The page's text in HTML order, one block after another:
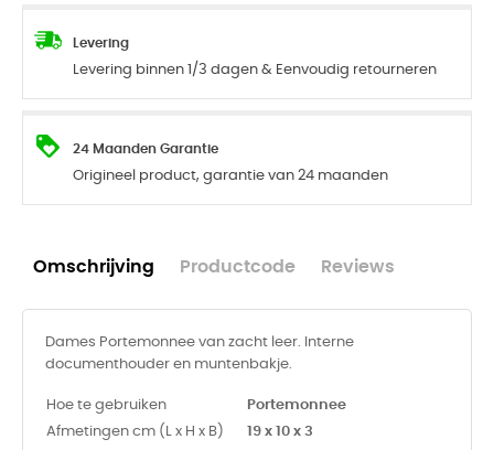
Levering
Levering binnen 1/3 dagen & Eenvoudig retourneren
24 Maanden Garantie
Origineel product, garantie van 24 maanden
Omschrijving Productcode Reviews
Dames Portemonnee van zacht leer. Interne
documenthouder en muntenbakje.
Hoe te gebruiken
Portemonnee
Afmetingen cm (L x H x B)
19 x 10 x 3